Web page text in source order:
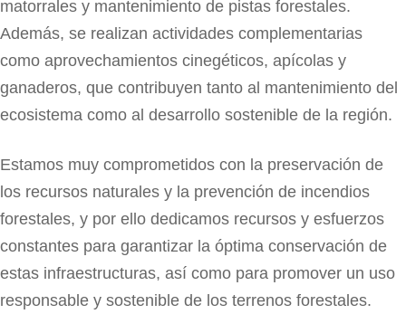
matorrales y mantenimiento de pistas forestales.
Además, se realizan actividades complementarias
como aprovechamientos cinegéticos, apícolas y
ganaderos, que contribuyen tanto al mantenimiento del
ecosistema como al desarrollo sostenible de la región.
Estamos muy comprometidos con la preservación de
los recursos naturales y la prevención de incendios
forestales, y por ello dedicamos recursos y esfuerzos
constantes para garantizar la óptima conservación de
estas infraestructuras, así como para promover un uso
responsable y sostenible de los terrenos forestales.